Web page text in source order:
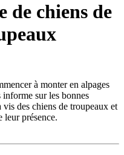
de chiens de
à monter en alpages
sur les bonnes
des chiens de troupeaux et
leur présence.